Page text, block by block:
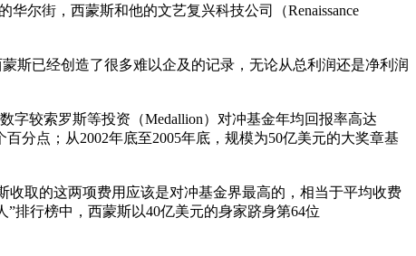
尔街，西蒙斯和他的文艺复兴科技公司（Renaissance
已经创造了很多难以企及的记录，无论从总利润还是净利润
较索罗斯等投资（Medallion）对冲基金年均回报率高达
分点；从2002年底至2005年底，规模为50亿美元的大奖章基
取的这两项费用应该是对冲基金界最高的，相当于平均收费
排行榜中，西蒙斯以40亿美元的身家跻身第64位